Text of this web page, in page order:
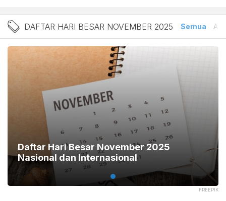
Berita Daftar Hari Besar
DAFTAR HARI BESAR NOVEMBER 2025 Semua
FREEPIK
Daftar Hari Besar November 2025
Nasional dan Internasional